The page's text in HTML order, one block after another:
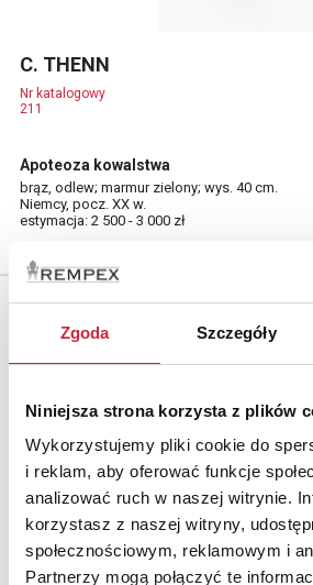
Zgoda Szczegóły
Niniejsza strona korzysta z plików
Wykorzystujemy pliki cookie do
i reklam, aby oferować funkcje
analizować ruch w naszej witrynie.
korzystasz z naszej witryny,
społecznościowym, reklamowym i
Partnerzy mogą połączyć te
C. THENN
Nr katalogowy
211
Apoteoza kowalstwa
brąz, odlew; marmur zielony; wys. 40 cm.
Niemcy, pocz. XX w.
estymacja: 2 500 - 3 000 zł